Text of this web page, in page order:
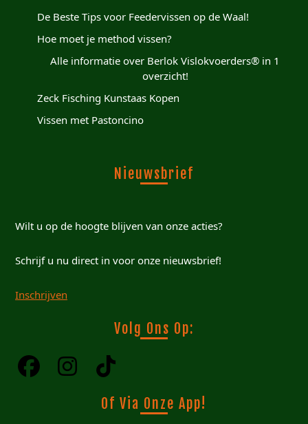
De Beste Tips voor Feedervissen op de Waal!
Hoe moet je method vissen?
Alle informatie over Berlok Vislokvoerders® in 1
overzicht!
Zeck Fisching Kunstaas Kopen
Vissen met Pastoncino
Nieuwsbrief
Wilt u op de hoogte blijven van onze acties?
Schrijf u nu direct in voor onze nieuwsbrief!
Inschrijven
Volg Ons Op:
Of Via Onze App!